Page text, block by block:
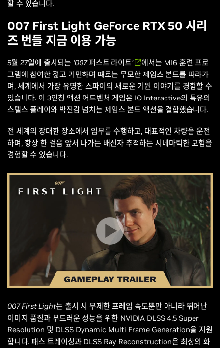
할 수 있습니다.
007 First Light GeForce RTX 50 시리
즈 번들 지금 이용 가능
5월 27일에 출시되는 ‘007 퍼스트 라이트’
에서는 MI6 훈련 프로
그램에 참여한 젊고 기민하며 때로는 무모한 제임스 본드를 따라가
며, 세계에서 가장 유명한 스파이의 새로운 기원 이야기를 경험할 수
있습니다. 이 3인칭 액션 어드벤처 게임은 IO Interactive의 특유의
스텔스 플레이와 박진감 넘치는 제임스 본드 액션을 결합했습니다.
전 세계의 장대한 장소에서 임무를 수행하고, 대표적인 차량을 운전
하며, 항상 한 걸음 앞서 나가는 배신자 추적하는 시네마틱한 모험을
경험할 수 있습니다.
007 First Light는 출시 시 무제한 프레임 속도뿐만 아니라 뛰어난
이미지 품질과 부드러운 성능을 위한 NVIDIA DLSS 4.5 Super
Resolution 및 DLSS Dynamic Multi Frame Generation을 지원
합니다. 패스 트레이싱과 DLSS Ray Reconstruction은 최상의 화